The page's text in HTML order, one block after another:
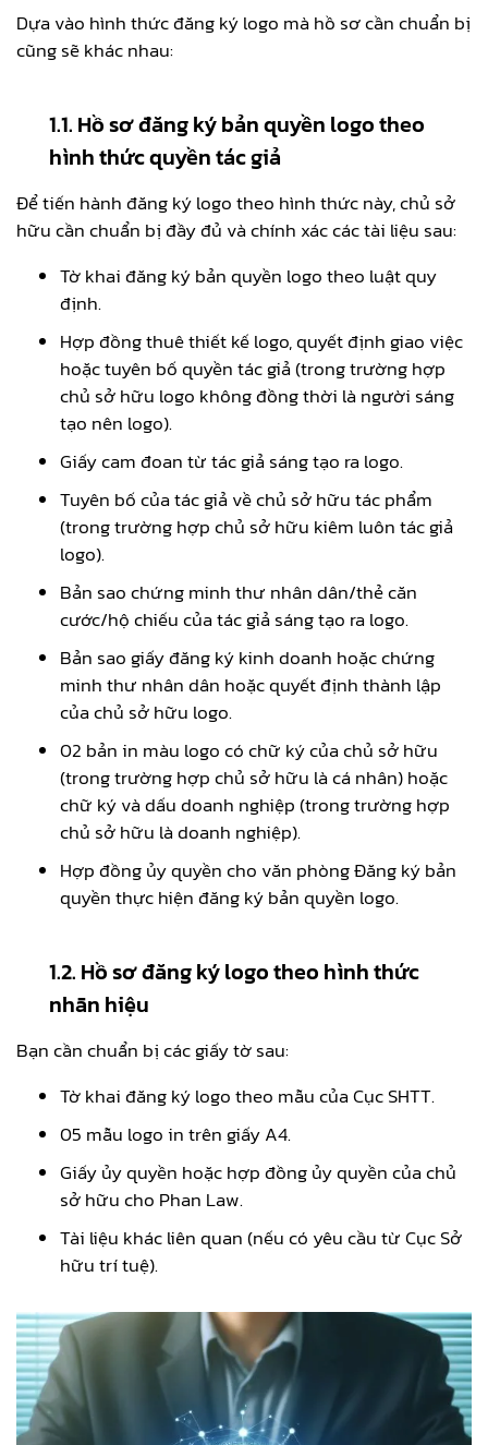
Dựa vào hình thức đăng ký logo mà hồ sơ cần chuẩn bị
cũng sẽ khác nhau:
1.1. Hồ sơ đăng ký bản quyền logo theo
hình thức quyền tác giả
Để tiến hành đăng ký logo theo hình thức này, chủ sở
hữu cần chuẩn bị đầy đủ và chính xác các tài liệu sau:
Tờ khai đăng ký bản quyền logo theo luật quy
định.
Hợp đồng thuê thiết kế logo, quyết định giao việc
hoặc tuyên bố quyền tác giả (trong trường hợp
chủ sở hữu logo không đồng thời là người sáng
tạo nên logo).
Giấy cam đoan từ tác giả sáng tạo ra logo.
Tuyên bố của tác giả về chủ sở hữu tác phẩm
(trong trường hợp chủ sở hữu kiêm luôn tác giả
logo).
Bản sao chứng minh thư nhân dân/thẻ căn
cước/hộ chiếu của tác giả sáng tạo ra logo.
Bản sao giấy đăng ký kinh doanh hoặc chứng
minh thư nhân dân hoặc quyết định thành lập
của chủ sở hữu logo.
02 bản in màu logo có chữ ký của chủ sở hữu
(trong trường hợp chủ sở hữu là cá nhân) hoặc
chữ ký và dấu doanh nghiệp (trong trường hợp
chủ sở hữu là doanh nghiệp).
Hợp đồng ủy quyền cho văn phòng Đăng ký bản
quyền thực hiện đăng ký bản quyền logo.
1.2. Hồ sơ đăng ký logo theo hình thức
nhãn hiệu
Bạn cần chuẩn bị các giấy tờ sau:
Tờ khai đăng ký logo theo mẫu của Cục SHTT.
05 mẫu logo in trên giấy A4.
Giấy ủy quyền hoặc hợp đồng ủy quyền của chủ
sở hữu cho Phan Law.
Tài liệu khác liên quan (nếu có yêu cầu từ Cục Sở
hữu trí tuệ).